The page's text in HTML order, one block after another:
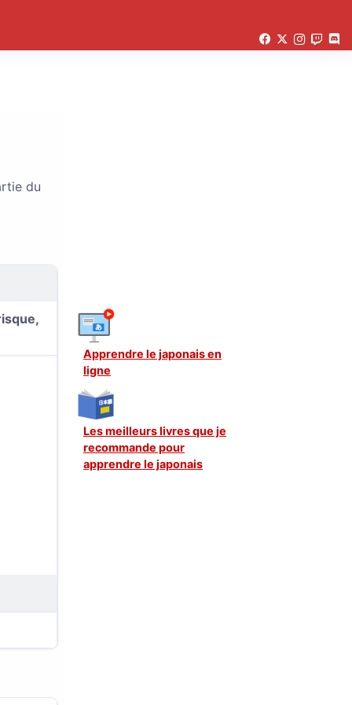
du
Apprendre le japonais en
ligne
Les meilleurs livres que je
recommande pour
apprendre le japonais